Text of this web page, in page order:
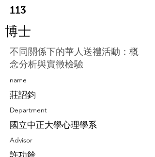
113
博士
不同關係下的華人送禮活動：概
念分析與實徵檢驗
​name
莊詔鈞
Department
國立中正大學心理學系
Advisor